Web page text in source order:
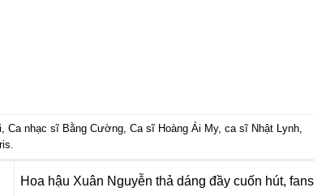
Ca nhạc sĩ Bằng Cường Ca sĩ Hoàng Ái My, ca sĩ Nhật Lynh
Hoa hậu Xuân Nguyễn thả dáng đầy cuốn hút, fans